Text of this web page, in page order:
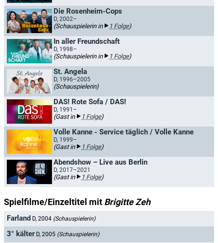
Die Rosenheim-Cops
D, 2002–
(Schauspielerin in 1 Folge)
In aller Freundschaft
D, 1998–
(Schauspielerin in 1 Folge)
St. Angela
D, 1996–2005
(Schauspielerin)
DAS! Rote Sofa / DAS!
D, 1991–
(Gast in 1 Folge)
Volle Kanne - Service täglich / Volle Kanne
D, 1999–
(Gast in 1 Folge)
Abendshow – Live aus Berlin
D, 2017–2021
(Gast in 1 Folge)
Spielfilme/Einzeltitel mit Brigitte Zeh
Farland D, 2004 (Schauspielerin)
3° kälter D, 2005 (Schauspielerin)